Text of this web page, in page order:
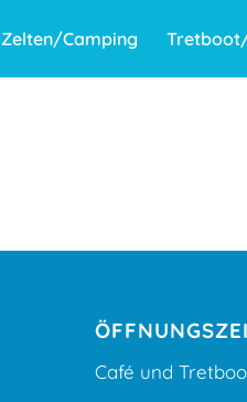
Zelten/Camping
Café und